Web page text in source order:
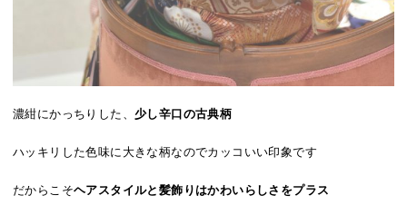
濃紺にかっちりした、 少し辛口の古典柄
ハッキリした色味に大きな柄なのでカッコいい印象です
だからこそヘアスタイルと髪飾りはかわいらしさをプラス